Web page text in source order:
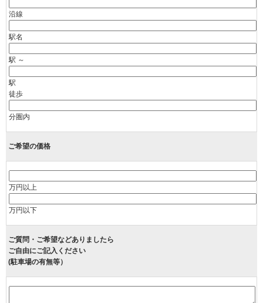
沿線
駅名
駅 ～
駅
徒歩
分圏内
ご希望の価格
万円以上
万円以下
ご質問・ご希望などありましたら
ご自由にご記入ください
(駐車場の有無等）